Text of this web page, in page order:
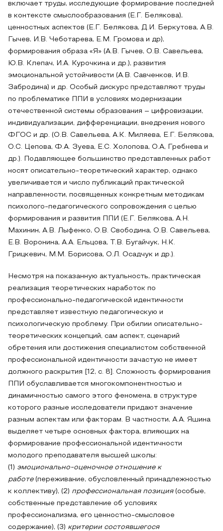
включает труды, исследующие формирование последней
в контексте смыслообразования (Е.Г. Белякова),
ценностных аспектов (Е.Г. Белякова, Д.И. Беркутова, А.В.
Гычев, И.В. Чеботарева, Е.М. Громова и др),
формирования образа «Я» (А.В. Гычев, О.В. Савельева,
Ю.В. Клепач, И.А. Курочкина и др.), развития
эмоциональной устойчивости (А.В. Савченков, И.В.
Забродина) и др. Особый дискурс представляют труды
по проблематике ППИ в условиях модернизации
отечественной системы образования – цифровизации,
индивидуализации, дифференциации, внедрения нового
ФГОС и др. (О.В. Савельева, А.К. Миляева, Е.Г. Белякова,
О.С. Цепова, Ф.А. Зуева, Е.С. Холопова, О.А, Гребнева и
др.). Подавляющее большинство представленных работ
носят описательно-теоретический характер, однако
увеличивается и число публикаций практической
направленности, посвященных конкретным методикам
психолого-педагогического сопровождения с целью
формирования и развития ППИ (Е.Г. Белякова, А.Н.
Махинин, А.В. Лыфенко, О.В. Свободина, О.В. Савельева,
Е.В. Воронина, А.А. Ельцова, Т.В. Бугайчук, Н.К.
Грицкевич, М.М. Борисова, О.Л. Осадчук и др.).
Несмотря на показанную актуальность, практическая
реализация теоретических наработок по
профессионально-педагогической идентичности
представляет известную педагогическую и
психологическую проблему. При обилии описательно-
теоретических концепций, сам аспект, сценарий
обретения или достижения специалистом собственной
профессиональной идентичности зачастую не имеет
должного раскрытия [12, с. 8]. Сложность формирования
ППИ обуславливается многокомпонентностью и
динамичностью самого этого феномена, в структуре
которого разные исследователи придают значение
разным аспектам или факторам. В частности, А.А. Яшина
выделяет четыре основных фактора, влияющих на
формирование профессиональной идентичности
молодого преподавателя высшей школы:
(1) эмоционально-оценочное отношение к
работе(переживание, обусловленный принадлежностью
к коллективу), (2) профессиональная позиция (особые,
собственные представление об условиях
профессионализма, его ценностно-смысловое
содержание), (3) критерии состоявшегося